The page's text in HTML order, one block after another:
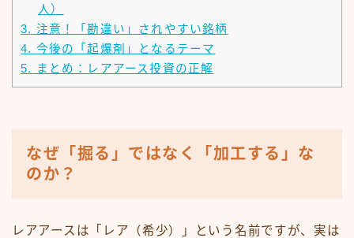
人）
3. 注意！「勘違い」されやすい銘柄
4. 今後の「起爆剤」となるテーマ
5.
まとめ：レアアース投資の正解
なぜ「掘る」ではなく「加工する」な
のか？
レアアースは「レア（希少）」という名前ですが、実は